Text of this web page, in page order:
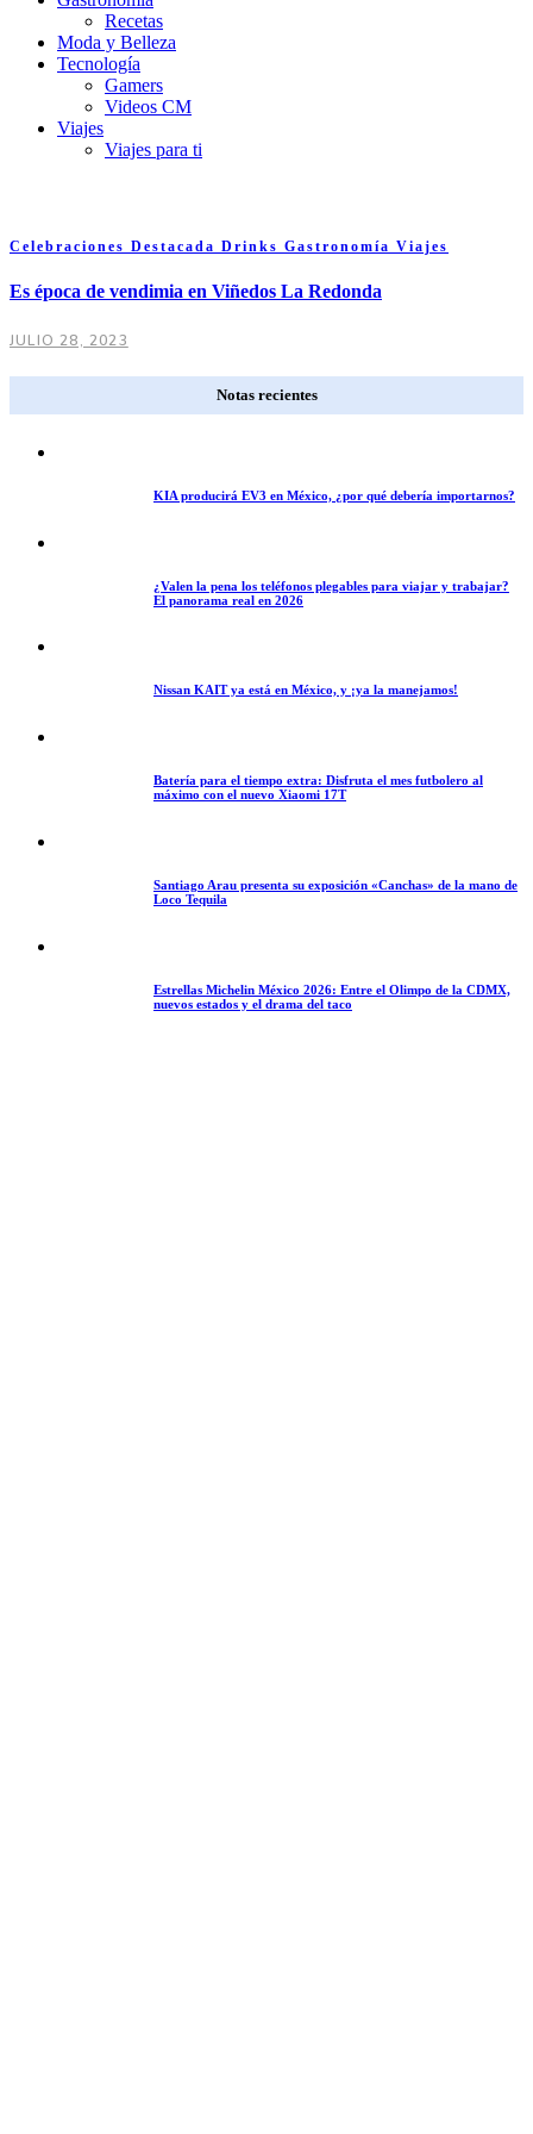
Recetas
Moda y Belleza
Tecnología
Gamers
Videos CM
Viajes
Viajes para ti
Celebraciones Destacada Drinks Gastronomía Viajes
Es época de vendimia en Viñedos La Redonda
JULIO 28, 2023
Notas recientes
KIA producirá EV3 en México, ¿por qué debería importarnos?
¿Valen la pena los teléfonos plegables para viajar y trabajar?
El panorama real en 2026
Nissan KAIT ya está en México, y ¡ya la manejamos!
Batería para el tiempo extra: Disfruta el mes futbolero al
máximo con el nuevo Xiaomi 17T
Santiago Arau presenta su exposición «Canchas» de la mano de
Loco Tequila
Estrellas Michelin México 2026: Entre el Olimpo de la CDMX,
nuevos estados y el drama del taco